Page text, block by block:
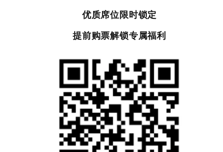
优质席位限时锁定
提前购票解锁专属福利